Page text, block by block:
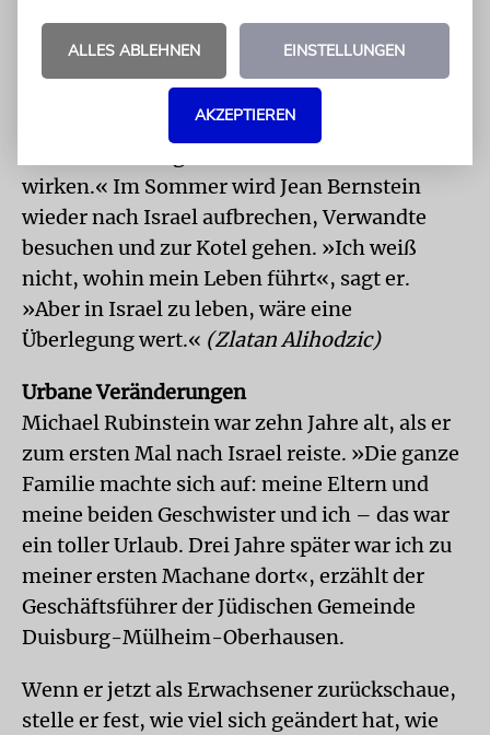
in Israel und dem gesamten Nahen Osten an
die Öffentlichkeit zu gehen.
»Das ist auch eine Chance für die Gemeinden,
wirken.« Im Sommer wird Jean Bernstein
wieder nach Israel aufbrechen, Verwandte
besuchen und zur Kotel gehen. »Ich weiß
nicht, wohin mein Leben führt«, sagt er.
»Aber in Israel zu leben, wäre eine
Überlegung wert.« (Zlatan Alihodzic)
Urbane Veränderungen
Michael Rubinstein war zehn Jahre alt, als er
zum ersten Mal nach Israel reiste. »Die ganze
Familie machte sich auf: meine Eltern und
meine beiden Geschwister und ich – das war
ein toller Urlaub. Drei Jahre später war ich zu
meiner ersten Machane dort«, erzählt der
Geschäftsführer der Jüdischen Gemeinde
Duisburg-Mülheim-Oberhausen.
Wenn er jetzt als Erwachsener zurückschaue,
stelle er fest, wie viel sich geändert hat, wie
ALLES ABLEHNEN EINSTELLUNGEN
AKZEPTIEREN